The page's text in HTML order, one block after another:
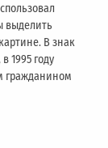
выделить
В знак
1995 году
гражданином